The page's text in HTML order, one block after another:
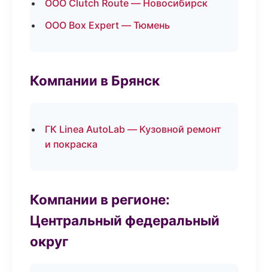
ООО Clutch Route — Новосибирск
ООО Box Expert — Тюмень
Компании в Брянск
ГК Linea AutoLab — Кузовной ремонт
и покраска
Компании в регионе:
Центральный федеральный
округ